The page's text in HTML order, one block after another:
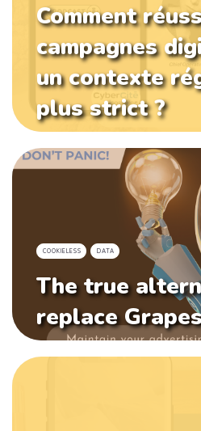
Comment
campagnes
un contexte
plus strict ?
COOKIELESS DATA
The true
replace